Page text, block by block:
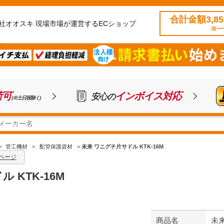
オオスキ 現場市場が運営するECショップ 合計金額
※一
(※土日祝除く) 安心のインボイス対応
管工機材 > 配管保護資材 > 未来 ワニグチ片サドル KTK-16M
ージ
KTK-16M
商品名 未